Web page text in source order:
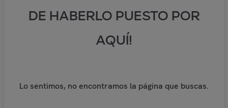
DE HABERLO PUESTO POR
AQUÍ!
Lo sentimos, no encontramos la página que buscas.